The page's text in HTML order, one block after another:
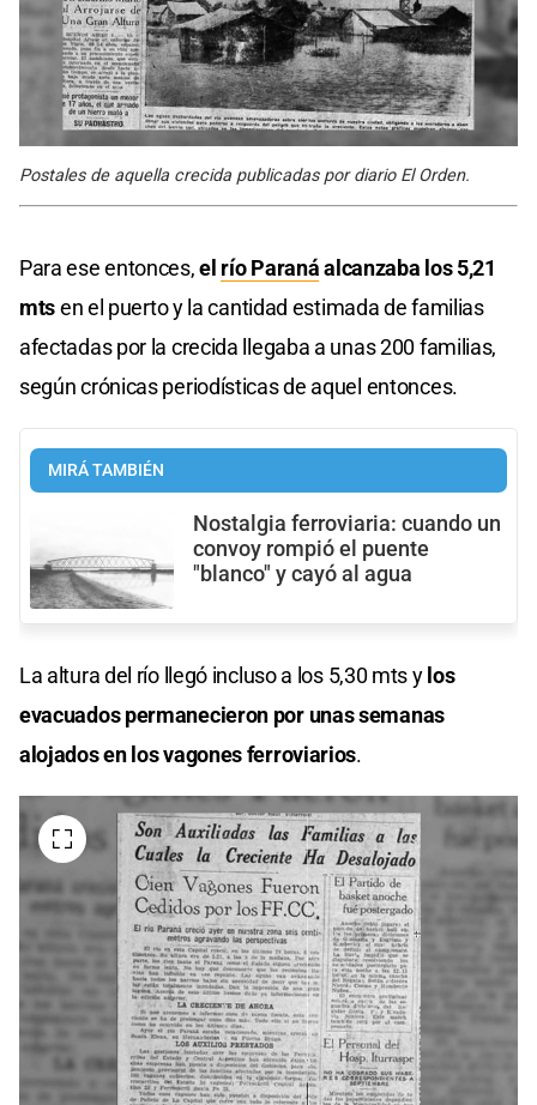
Postales de aquella crecida publicadas por diario El Orden.
Para ese entonces,el río Paranáalcanzaba los 5,21
mtsen el puerto y la cantidad estimada de familias
afectadas por la crecida llegaba a unas 200 familias,
según crónicas periodísticas de aquel entonces.
MIRÁ TAMBIÉN
Nostalgia ferroviaria: cuando un
convoy rompió el puente
"blanco" y cayó al agua
La altura del río llegó incluso a los 5,30 mts ylos
evacuados permanecieron por unas semanas
alojados en los vagones ferroviarios.